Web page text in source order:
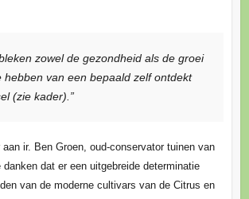
zowel de gezondheid als de groei
hebben van een bepaald zelf ontdekt
(zie kader).”
aan ir. Ben Groen, oud-conservator tuinen van
dat er een uitgebreide determinatie
van de moderne cultivars van de Citrus en